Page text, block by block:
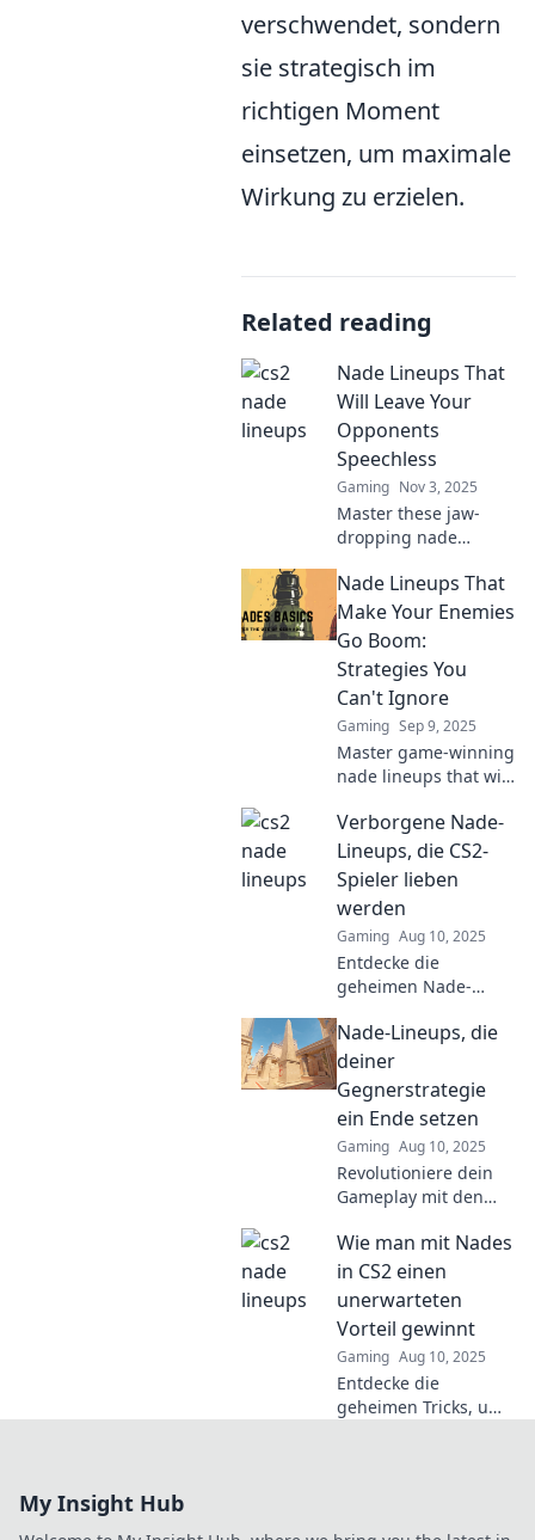
verschwendet, sondern
sie strategisch im
richtigen Moment
einsetzen, um maximale
Wirkung zu erzielen.
Related reading
Nade Lineups That
Will Leave Your
Opponents
Speechless
Gaming Nov 3, 2025
Master these jaw-
dropping nade
your opponents in
shock! Elevate your
game and dominate
the battlefield today!
Nade Lineups That
Make Your Enemies
Go Boom:
Strategies You
Can't Ignore
Gaming Sep 9, 2025
Master game-winning
nade lineups that will
shock! Discover
strategies that
guarantee explosive
results in every
match.
Verborgene Nade-
Lineups, die CS2-
Spieler lieben
werden
Gaming Aug 10, 2025
Entdecke die
geheimen Nade-
CS2-Spieler
beeindrucken!
Verbessere dein Spiel
mit diesen
unschlagbaren
Strategien!
Nade-Lineups, die
deiner
Gegnerstrategie
ein Ende setzen
Gaming Aug 10, 2025
Revolutioniere dein
Gameplay mit den
Setze der Strategie
deiner Gegner ein
Ende und dominiere
das Spiel!
Wie man mit Nades
in CS2 einen
unerwarteten
Vorteil gewinnt
Gaming Aug 10, 2025
Entdecke die
geheimen Tricks, um
My Insight Hub